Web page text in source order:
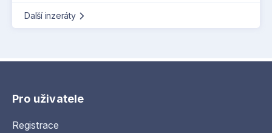
Další inzeráty
Pro uživatele
Registrace